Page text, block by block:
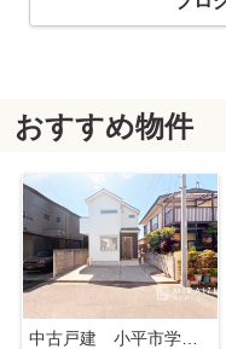
おすすめ物件
中古戸建 小平市学園東町 全1棟